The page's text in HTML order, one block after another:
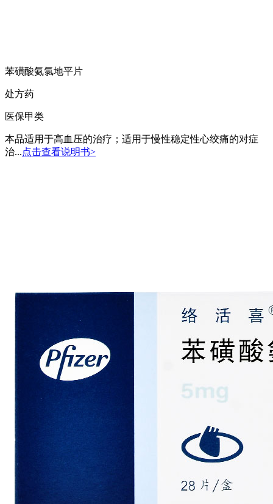
苯磺酸氨氯地平片
处方药
医保甲类
本品适用于高血压的治疗；适用于慢性稳定性心绞痛的对症
治...点击查看说明书>